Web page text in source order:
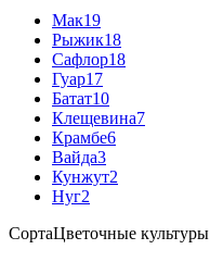
Мак19
Рыжик18
Сафлор18
Гуар17
Батат10
Клещевина7
Крамбе6
Вайда3
Кунжут2
Нуг2
СортаЦветочные культуры